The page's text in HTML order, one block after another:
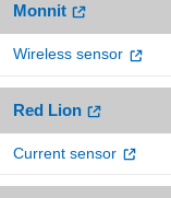
Monnit
Wireless sensor
Red Lion
Current sensor